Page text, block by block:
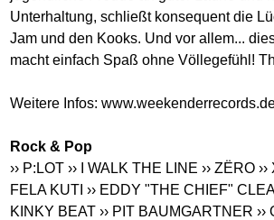
Unterhaltung, schließt konsequent die
Jam und den Kooks. Und vor allem...
macht einfach Spaß ohne Völlegefühl!
Weitere Infos:
Rock & Pop
›› P:LOT ›› I WALK THE LINE ›› ZËRO
FELA KUTI ›› EDDY "THE CHIEF"
KINKY BEAT ›› PIT BAUMGARTNER